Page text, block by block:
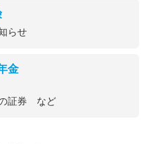
らせ
金
の証券 など